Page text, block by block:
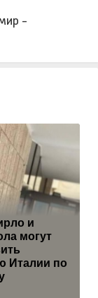
-
и
могут
Италии по